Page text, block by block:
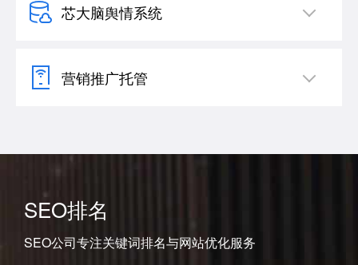
芯大脑舆情系统
营销推广托管
SEO排名
SEO公司专注关键词排名与网站优化服务